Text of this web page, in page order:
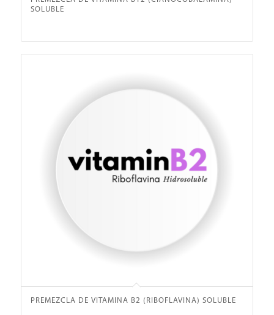
SOLUBLE
PREMEZCLA DE VITAMINA B2 (RIBOFLAVINA) SOLUBLE